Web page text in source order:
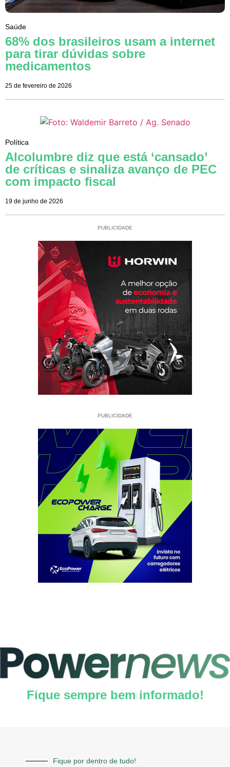
Saúde
68% dos brasileiros usam a internet
para tirar dúvidas sobre
medicamentos
25 de fevereiro de 2026
Política
Alcolumbre diz que está ‘cansado’
de críticas e sinaliza avanço de PEC
com impacto fiscal
19 de junho de 2026
PUBLICIDADE
PUBLICIDADE
Fique sempre bem informado!
Fique por dentro de tudo!